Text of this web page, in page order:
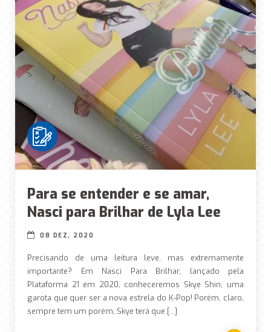
Para se entender e se amar,
Nasci para Brilhar de Lyla Lee
08 DEZ, 2020
Precisando de uma leitura leve, mas extremamente
importante? Em Nasci Para Brilhar, lançado pela
Plataforma 21 em 2020, conheceremos Skye Shin, uma
garota que quer ser a nova estrela do K-Pop! Porém, claro,
sempre tem um porém, Skye terá que […]